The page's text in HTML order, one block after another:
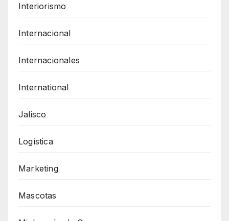
Interiorismo
Internacional
Internacionales
International
Jalisco
Logística
Marketing
Mascotas